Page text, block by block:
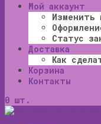
Мой аккаунт
Изменить
Статус
Доставка
Как
Корзина
Контакты
0 шт.